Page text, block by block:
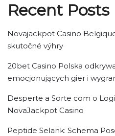
Recent Posts
Novajackpot Casino
skutočné výhry
20bet Casino Polska
emocjonujących gier i
Desperte a Sorte com o
NovaJackpot Casino
Peptide Selank: Schema